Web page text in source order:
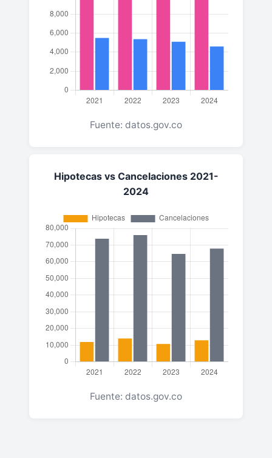
Fuente: datos.gov.co
Hipotecas vs Cancelaciones 2021-
2024
Fuente: datos.gov.co